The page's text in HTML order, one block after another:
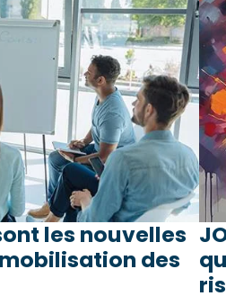
les nouvelles
des